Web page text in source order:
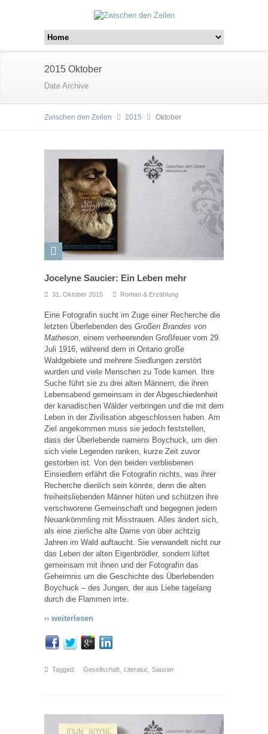
2015 Oktober
Date Archive
Zwischen den Zeilen 2015 Oktober
Jocelyne Saucier: Ein Leben mehr
31. Oktober 2015 Roman & Erzählung
Eine Fotografin sucht im Zuge einer Recherche die
letzten Überlebenden des Großen Brandes von
Matheson, einem verheerenden Großfeuer vom 29.
Juli 1916, während dem in Ontario große
Waldgebiete und mehrere Siedlungen zerstört
wurden und viele Menschen zu Tode kamen. Ihre
Suche führt sie zu drei alten Männern, die ihren
Lebensabend gemeinsam in der Abgeschiedenheit
der kanadischen Wälder verbringen und die mit dem
Leben in der Zivilisation abgeschlossen haben. Am
Ziel angekommen muss sie jedoch feststellen,
dass der Überlebende namens Boychuck, um den
sich viele Legenden ranken, kurze Zeit zuvor
gestorben ist. Von den beiden verbliebenen
Einsiedlern erfährt die Fotografin nichts, was ihrer
Recherche dienlich sein könnte, denn die alten
freiheitsliebenden Männer hüten und schützen ihre
verschworene Gemeinschaft und begegnen jedem
Neuankömmling mit Misstrauen. Alles ändert sich,
als eine zierliche alte Dame von über achtzig
Jahren im Wald auftaucht. Sie verwandelt nicht nur
das Leben der alten Eigenbrödler, sondern lüftet
gemeinsam mit ihnen und der Fotografin das
Geheimnis um die Geschichte des Überlebenden
Boychuck – des Jungen, der aus Liebe tagelang
durch die Flammen irrte.
›› weiterlesen
Tagged: Gesellschaft, Literatur, Saucier